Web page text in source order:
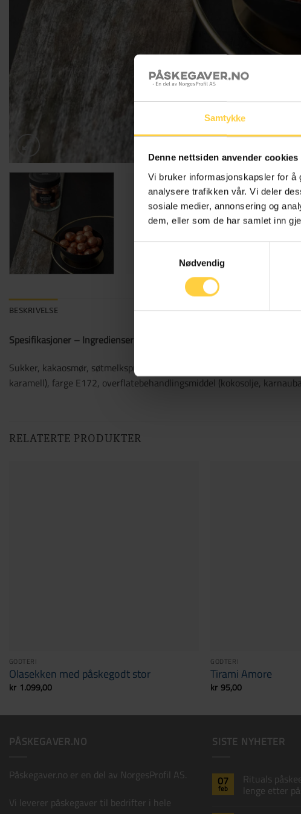
Samtykke
Denne nettsiden anvender cookies
Vi bruker informasjonskapsler for å
analysere trafikken vår. Vi deler
sosiale medier, annonsering og
dem, eller som de har samlet inn
Nødvendig
BESKRIVELSE
Spesifikasjoner – Ingredienser
Sukker, kakaosmør, søtmelkspulver, sirup, maismel, kakaomasse,
karamell), farge E172, overflatebehandlingsmiddel (kokosolje,
RELATERTE PRODUKTER
GODTERI
Olasekken med påskegodt stor
kr 1.099,00
GODTERI
Tirami Amore
kr 95,00
PÅSKEGAVER.NO
Påskegaver.no er en del av NorgesProfil AS.
Vi leverer påskegaver til bedrifter i hele
SISTE NYHETER
07
feb
Rituals
lenge etter